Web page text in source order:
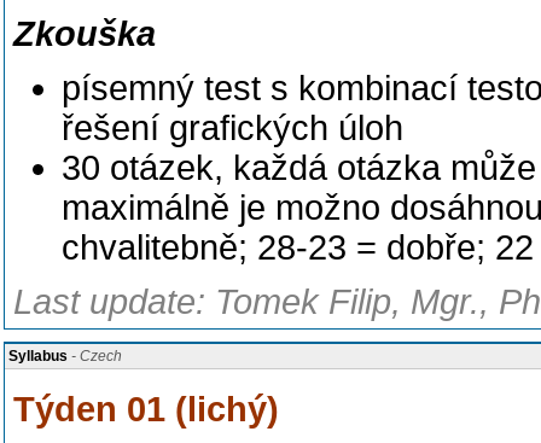
Zkouška
písemný test s kombinací
řešení grafických úloh
30 otázek, každá otázka
maximálně je možno
chvalitebně; 28-23 = dobře;
Last update: Tomek Filip, Mgr.,
Syllabus - Czech
Týden 01 (lichý)